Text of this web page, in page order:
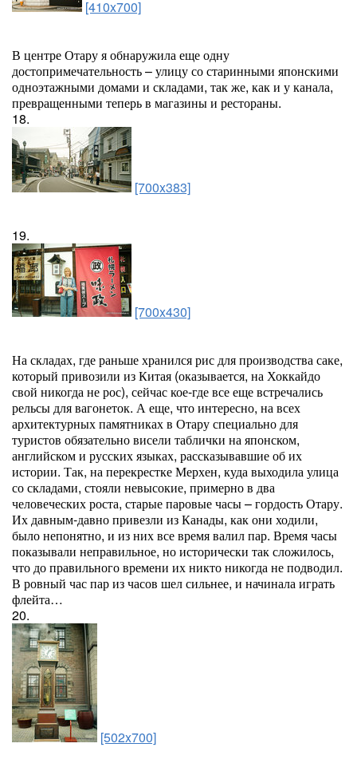
[410x700]
В центре Отару я обнаружила еще одну
достопримечательность – улицу со старинными японскими
одноэтажными домами и складами, так же, как и у канала,
превращенными теперь в магазины и рестораны.
18.
[700x383]
19.
[700x430]
На складах, где раньше хранился рис для производства саке,
который привозили из Китая (оказывается, на Хоккайдо
свой никогда не рос), сейчас кое-где все еще встречались
рельсы для вагонеток. А еще, что интересно, на всех
архитектурных памятниках в Отару специально для
туристов обязательно висели таблички на японском,
английском и русских языках, рассказывавшие об их
истории. Так, на перекрестке Мерхен, куда выходила улица
со складами, стояли невысокие, примерно в два
человеческих роста, старые паровые часы – гордость Отару.
Их давным-давно привезли из Канады, как они ходили,
было непонятно, и из них все время валил пар. Время часы
показывали неправильное, но исторически так сложилось,
что до правильного времени их никто никогда не подводил.
В ровный час пар из часов шел сильнее, и начинала играть
флейта…
20.
[502x700]